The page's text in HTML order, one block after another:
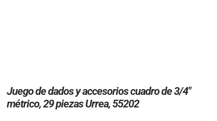
Juego de dados y accesorios cuadro de 3/4″
métrico, 29 piezas Urrea, 55202